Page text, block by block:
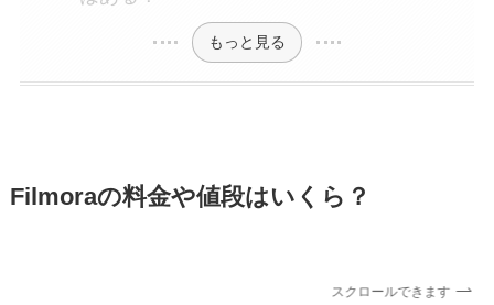
もっと見る
Filmoraの料金や値段はいくら？
スクロールできます